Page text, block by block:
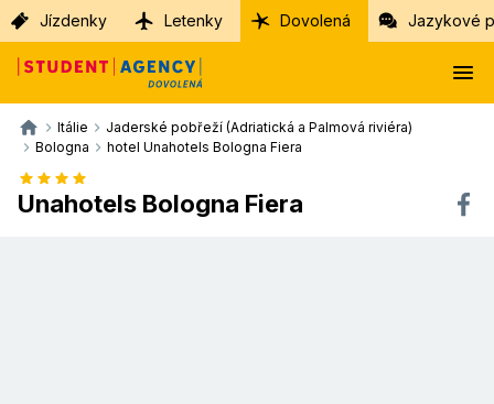
Jízdenky Letenky Dovolená Jazykové
Itálie
Jaderské pobřeží (Adriatická a Palmová riviéra)
Bologna
hotel Unahotels Bologna Fiera
Unahotels Bologna Fiera